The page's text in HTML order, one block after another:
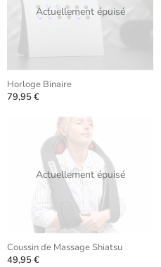
Actuellement épuisé
Horloge Binaire
79,95 €
Actuellement épuisé
Coussin de Massage Shiatsu
49,95 €